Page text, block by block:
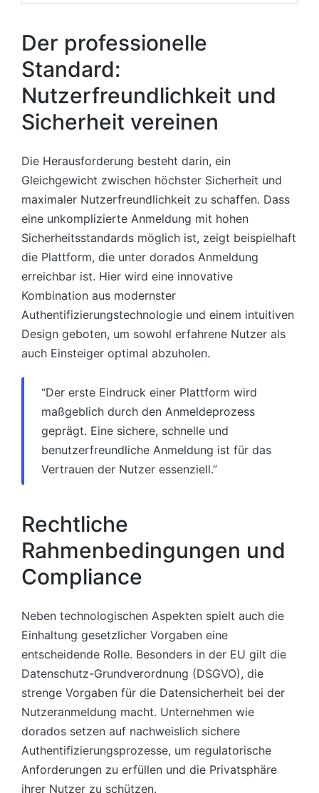
Der professionelle
Standard:
Nutzerfreundlichkeit und
Sicherheit vereinen
Die Herausforderung besteht darin, ein
Gleichgewicht zwischen höchster Sicherheit und
maximaler Nutzerfreundlichkeit zu schaffen. Dass
eine unkomplizierte Anmeldung mit hohen
Sicherheitsstandards möglich ist, zeigt beispielhaft
die Plattform, die unter dorados Anmeldung
erreichbar ist. Hier wird eine innovative
Kombination aus modernster
Authentifizierungstechnologie und einem intuitiven
Design geboten, um sowohl erfahrene Nutzer als
auch Einsteiger optimal abzuholen.
“Der erste Eindruck einer Plattform wird
maßgeblich durch den Anmeldeprozess
geprägt. Eine sichere, schnelle und
benutzerfreundliche Anmeldung ist für das
Vertrauen der Nutzer essenziell.”
Rechtliche
Rahmenbedingungen und
Compliance
Neben technologischen Aspekten spielt auch die
Einhaltung gesetzlicher Vorgaben eine
entscheidende Rolle. Besonders in der EU gilt die
Datenschutz-Grundverordnung (DSGVO), die
strenge Vorgaben für die Datensicherheit bei der
Nutzeranmeldung macht. Unternehmen wie
dorados setzen auf nachweislich sichere
Authentifizierungsprozesse, um regulatorische
Anforderungen zu erfüllen und die Privatsphäre
ihrer Nutzer zu schützen.